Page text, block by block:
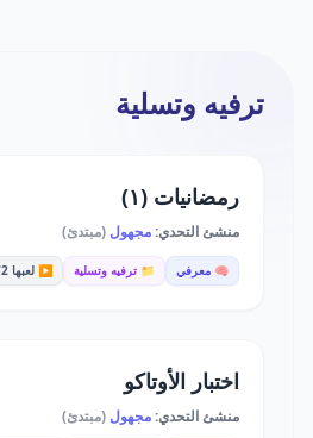
ترفيه وتسلية
رمضانيات (١)
منشئ التحدي:مجهول (مبتدئ)
🧠 معرفي 📁 ترفيه وتسلية ▶️ لعبها 72
اختبار الأوتاكو
منشئ التحدي:مجهول (مبتدئ)